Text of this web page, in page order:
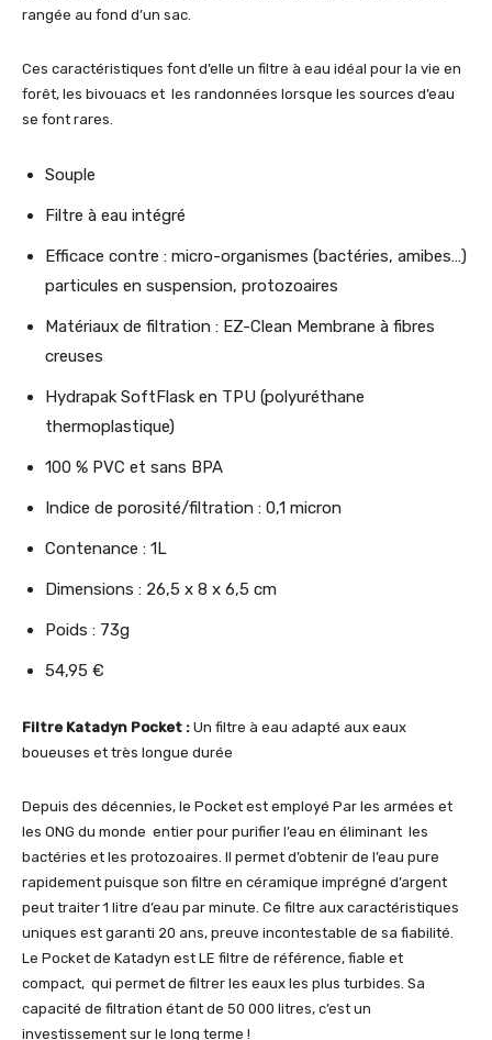
rangée au fond d’un sac.
Ces caractéristiques font d’elle un filtre à eau idéal pour la vie en
forêt, les bivouacs et les randonnées lorsque les sources d’eau
se font rares.
Souple
Filtre à eau intégré
Efficace contre : micro-organismes (bactéries, amibes…)
particules en suspension, protozoaires
Matériaux de filtration : EZ-Clean Membrane à fibres
creuses
Hydrapak SoftFlask en TPU (polyuréthane
thermoplastique)
100 % PVC et sans BPA
Indice de porosité/filtration : 0,1 micron
Contenance : 1L
Dimensions : 26,5 x 8 x 6,5 cm
Poids : 73g
54,95 €
Filtre Katadyn Pocket : Un filtre à eau adapté aux eaux
boueuses et très longue durée
Depuis des décennies, le Pocket est employé Par les armées et
les ONG du monde entier pour purifier l’eau en éliminant les
bactéries et les protozoaires. Il permet d’obtenir de l’eau pure
rapidement puisque son filtre en céramique imprégné d’argent
peut traiter 1 litre d’eau par minute. Ce filtre aux caractéristiques
uniques est garanti 20 ans, preuve incontestable de sa fiabilité.
Le Pocket de Katadyn est LE filtre de référence, fiable et
compact, qui permet de filtrer les eaux les plus turbides. Sa
capacité de filtration étant de 50 000 litres, c’est un
investissement sur le long terme !